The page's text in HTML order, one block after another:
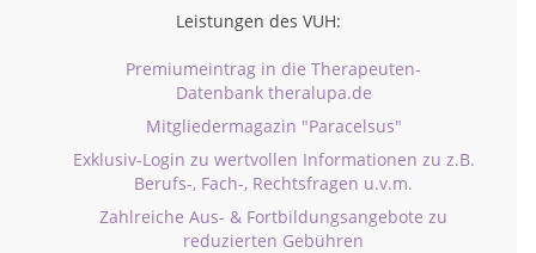
Leistungen des VUH:
Premiumeintrag in die Therapeuten-
Datenbank theralupa.de
Mitgliedermagazin "Paracelsus"
Exklusiv-Login zu wertvollen Informationen zu z.B.
Berufs-, Fach-, Rechtsfragen u.v.m.
Zahlreiche Aus- & Fortbildungsangebote zu
reduzierten Gebühren